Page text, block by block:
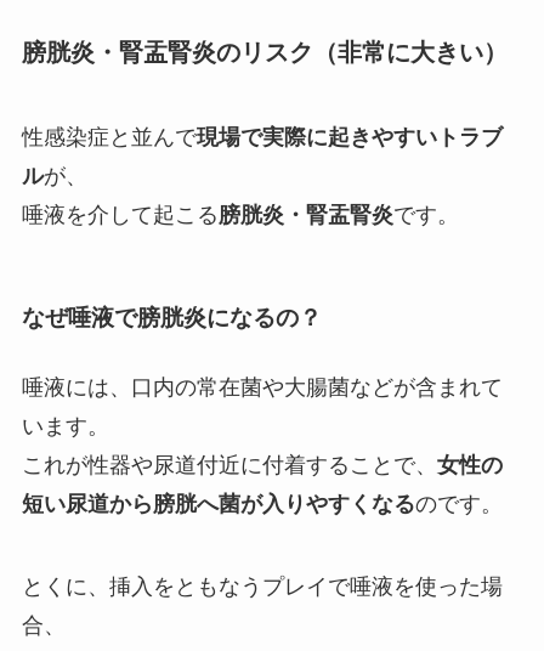
膀胱炎・腎盂腎炎のリスク（非常に大きい）
性感染症と並んで現場で実際に起きやすいトラブ
ルが、
唾液を介して起こる膀胱炎・腎盂腎炎です。
なぜ唾液で膀胱炎になるの？
唾液には、口内の常在菌や大腸菌などが含まれて
います。
これが性器や尿道付近に付着することで、 女性の
短い尿道から膀胱へ菌が入りやすくなるのです。
とくに、挿入をともなうプレイで唾液を使った場
合、